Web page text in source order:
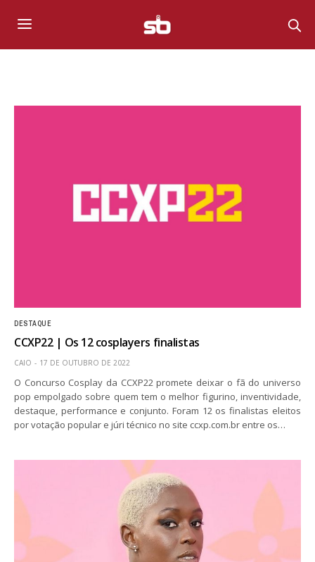
DESTAQUE
CCXP22 | Os 12 cosplayers finalistas
CAIO 17 DE OUTUBRO DE 2022
O Concurso Cosplay da CCXP22 promete deixar o fã do universo
pop empolgado sobre quem tem o melhor figurino, inventividade,
destaque, performance e conjunto. Foram 12 os finalistas eleitos
por votação popular e júri técnico no site ccxp.com.br entre os…